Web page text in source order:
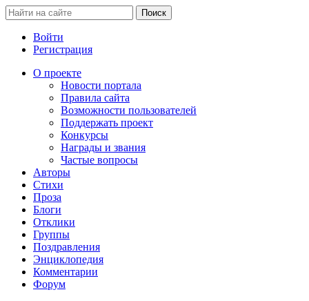
Войти
Регистрация
О проекте
Новости портала
Правила сайта
Возможности пользователей
Поддержать проект
Конкурсы
Награды и звания
Частые вопросы
Авторы
Стихи
Проза
Блоги
Отклики
Группы
Поздравления
Энциклопедия
Комментарии
Форум